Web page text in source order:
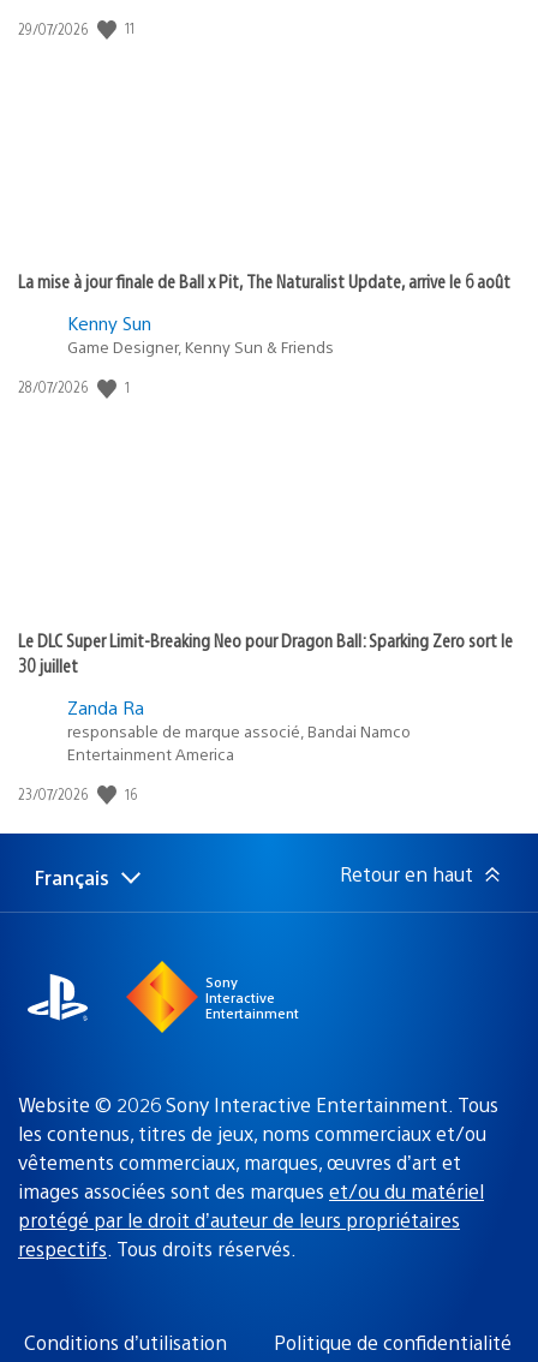
Date
29/07/2026 11
La mise à jour finale de Ball x Pit, The Naturalist Update, arrive le 6 août
Kenny Sun
Game Designer, Kenny Sun & Friends
Date
28/07/2026 1
Le DLC Super Limit-Breaking Neo pour Dragon Ball: Sparking Zero sort le
30 juillet
Zanda Ra
responsable de marque associé, Bandai Namco
Entertainment America
Date
publication
23/07/2026 16
Choisir
une
Région
actuelle
Français Retour en haut
Sony
Interactive
Entertainment
Website © 2026 Sony Interactive Entertainment. Tous
les contenus, titres de jeux, noms commerciaux et/ou
vêtements commerciaux, marques, œuvres d’art et
images associées sont des marques et/ou du matériel
protégé par le droit d’auteur de leurs propriétaires
respectifs. Tous droits réservés.
Conditions d’utilisation Politique de confidentialité